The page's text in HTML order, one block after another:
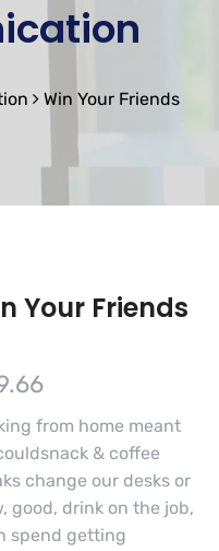
Win Your Friends
Your Friends
from home meant
& coffee
change our desks or
good, drink on the job,
spend getting